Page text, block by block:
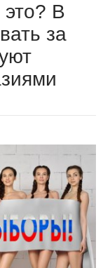
В
за